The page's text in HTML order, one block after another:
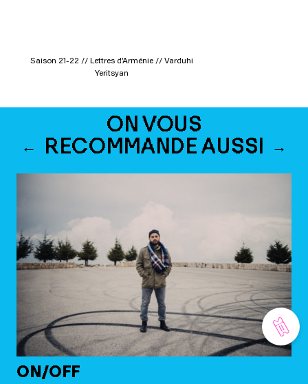
Saison 21-22 // Lettres d’Arménie // Varduhi
Yeritsyan
ON VOUS
RECOMMANDE AUSSI
ON/OFF